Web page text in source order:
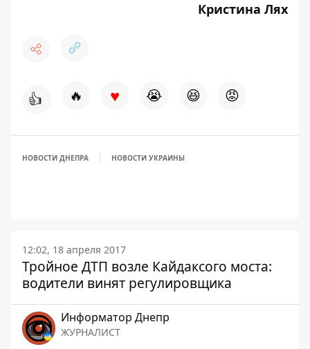
Кристина Лях
👍 🔥 ♥ 😭 😆 😡
НОВОСТИ ДНЕПРА НОВОСТИ УКРАИНЫ
12:02, 18 апреля 2017
Тройное ДТП возле Кайдаксого моста:
водители винят регулировщика
Информатор Днепр
ЖУРНАЛИСТ